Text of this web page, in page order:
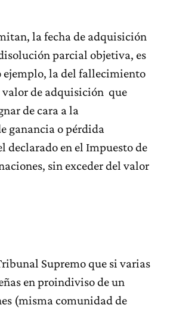
la fecha de adquisición
parcial objetiva, es
ejemplo, la del fallecimiento
valor de adquisición que
de cara a la
ganancia o pérdida
declarado en el Impuesto de
sin exceder del valor
Supremo que si varias
en proindiviso de un
(misma comunidad de